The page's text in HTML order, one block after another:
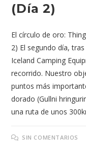
(día 2)
El círculo de oro:
2) El segundo día,
Iceland Camping
recorrido. Nuestro
puntos más
dorado (Gullni
una ruta de unos
SIN COMENTARIOS